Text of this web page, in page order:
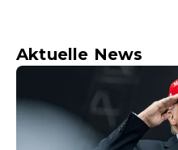
Aktuelle News